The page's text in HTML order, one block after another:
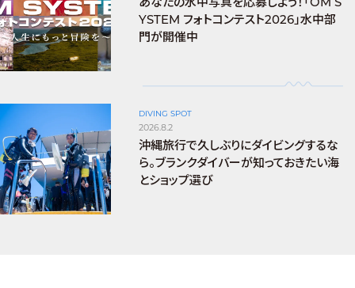
YSTEM フォトコンテスト2026」水中部
門が開催中
DIVING SPOT
2026.8.2
沖縄旅行で久しぶりにダイビングするな
ら。ブランクダイバーが知っておきたい海
とショップ選び